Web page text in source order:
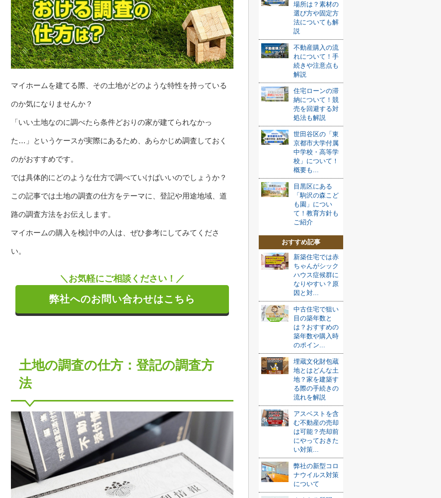
マイホームを建てる際、その土地がどのような特性を持っている
のか気になりませんか？
「いい土地なのに調べたら条件どおりの家が建てられなかっ
た…」というケースが実際にあるため、あらかじめ調査しておく
のがおすすめです。
では具体的にどのような仕方で調べていけばいいのでしょうか？
この記事では土地の調査の仕方をテーマに、登記や用途地域、道
路の調査方法をお伝えします。
マイホームの購入を検討中の人は、ぜひ参考にしてみてくださ
い。
＼お気軽にご相談ください！／
弊社へのお問い合わせはこちら
土地の調査の仕方：登記の調査方
法
場所は？素材の
選び方や固定方
法についても解
説
不動産購入の流
れについて！手
続きや注意点も
解説
住宅ローンの滞
納について！競
売を回避する対
処法も解説
世田谷区の「東
京都市大学付属
中学校・高等学
校」について！
概要も...
目黒区にある
「駒沢の森こど
も園」につい
て！教育方針も
ご紹介
おすすめ記事
新築住宅では赤
ちゃんがシック
ハウス症候群に
なりやすい？原
因と対...
中古住宅で狙い
目の築年数と
は？おすすめの
築年数や購入時
のポイン...
埋蔵文化財包蔵
地とはどんな土
地？家を建築す
る際の手続きの
流れを解説
アスベストを含
む不動産の売却
は可能？売却前
にやっておきた
い対策...
弊社の新型コロ
ナウイルス対策
について